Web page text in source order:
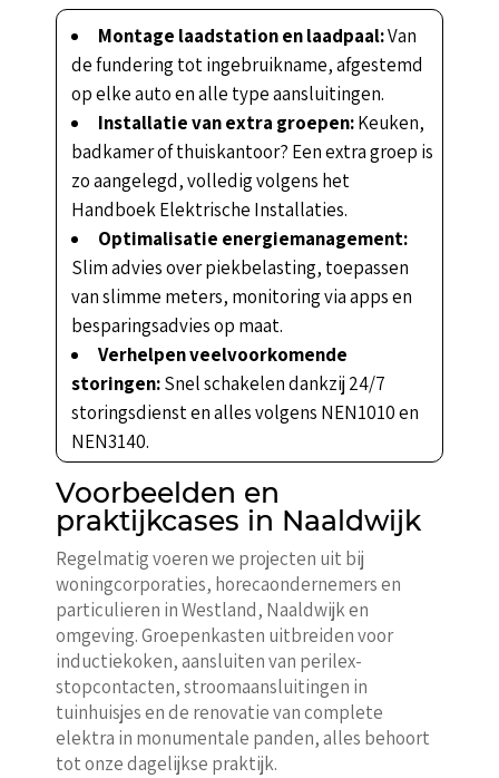
Montage laadstation en laadpaal:Van
de fundering tot ingebruikname, afgestemd
op elke auto en alle type aansluitingen.
Installatie van extra groepen:Keuken,
badkamer of thuiskantoor? Een extra groep is
zo aangelegd, volledig volgens het
Handboek Elektrische Installaties.
Optimalisatie energiemanagement:
Slim advies over piekbelasting, toepassen
van slimme meters, monitoring via apps en
besparingsadvies op maat.
Verhelpen veelvoorkomende
storingen:Snel schakelen dankzij 24/7
storingsdienst en alles volgens NEN1010 en
NEN3140.
Voorbeelden en
praktijkcases in Naaldwijk
Regelmatig voeren we projecten uit bij
woningcorporaties, horecaondernemers en
particulieren in Westland, Naaldwijk en
omgeving. Groepenkasten uitbreiden voor
inductiekoken, aansluiten van perilex-
stopcontacten, stroomaansluitingen in
tuinhuisjes en de renovatie van complete
elektra in monumentale panden, alles behoort
tot onze dagelijkse praktijk.